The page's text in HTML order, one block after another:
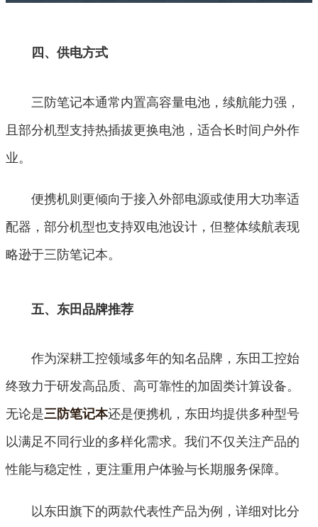
四、供电方式
三防笔记本通常内置高容量电池，续航能力强，
且部分机型支持热插拔更换电池，适合长时间户外作
业。
便携机则更倾向于接入外部电源或使用大功率适
配器，部分机型也支持双电池设计，但整体续航表现
略逊于三防笔记本。
五、东田品牌推荐
作为深耕工控领域多年的知名品牌，东田工控始
终致力于研发高品质、高可靠性的加固类计算设备。
无论是三防笔记本还是便携机，东田均提供多种型号
以满足不同行业的多样化需求。我们不仅关注产品的
性能与稳定性，更注重用户体验与长期服务保障。
以东田旗下的两款代表性产品为例，详细对比分